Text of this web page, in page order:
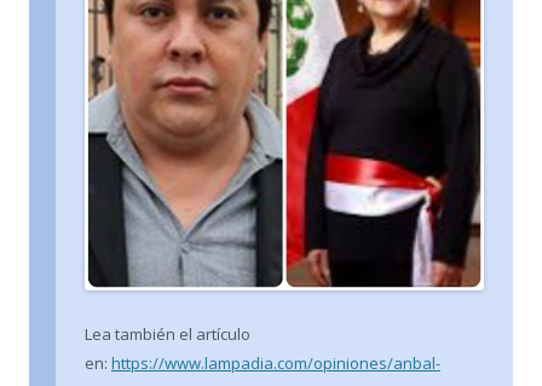
Lea también el artículo
en: https://www.lampadia.com/opiniones/anbal-